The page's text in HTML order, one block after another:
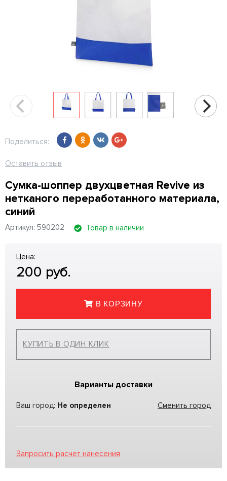
Поделиться:
Оставить отзыв
Сумка-шоппер двухцветная Revive из
нетканого переработанного материала,
синий
Артикул: 590202 Товар в наличии
Цена:
200 руб.
В КОРЗИНУ
КУПИТЬ В ОДИН КЛИК
Варианты доставки
Ваш город: Не определен Сменить город
Запросить расчет нанесения